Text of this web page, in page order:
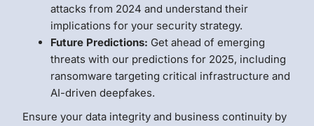
attacks from 2024 and understand their
implications for your security strategy.
Future Predictions: Get ahead of emerging
threats with our predictions for 2025, including
ransomware targeting critical infrastructure and
AI-driven deepfakes.
Ensure your data integrity and business continuity by